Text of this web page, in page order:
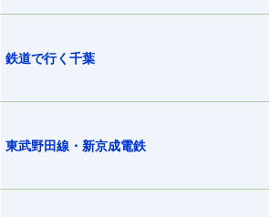
鉄道で行く千葉
東武野田線・新京成電鉄